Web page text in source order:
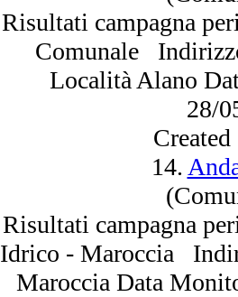
Risultati campagna
Comunale
Località Alano
28/
14.
Risultati campagna
Idrico - Maroccia
Maroccia Data